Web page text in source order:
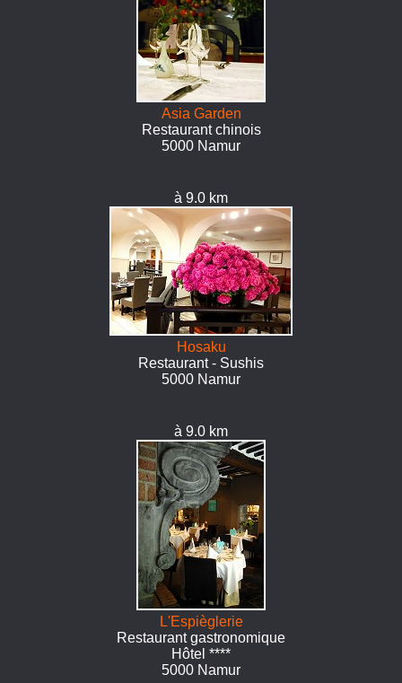
Asia Garden
Restaurant chinois
5000 Namur
à 9.0 km
Hosaku
Restaurant - Sushis
5000 Namur
à 9.0 km
L'Espièglerie
Restaurant gastronomique
Hôtel ****
5000 Namur